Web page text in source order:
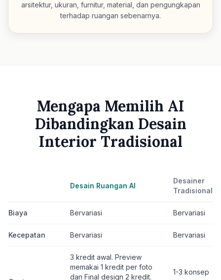
arsitektur, ukuran, furnitur, material, dan pengungkapan
terhadap ruangan sebenarnya.
Mengapa Memilih AI
Dibandingkan Desain
Interior Tradisional
Desain Ruangan AI
Desainer
Tradisional
Biaya Bervariasi Bervariasi
Kecepatan Bervariasi Bervariasi
3 kredit awal. Preview
memakai 1 kredit per foto
dan Final design 2 kredit.
1-3 konsep